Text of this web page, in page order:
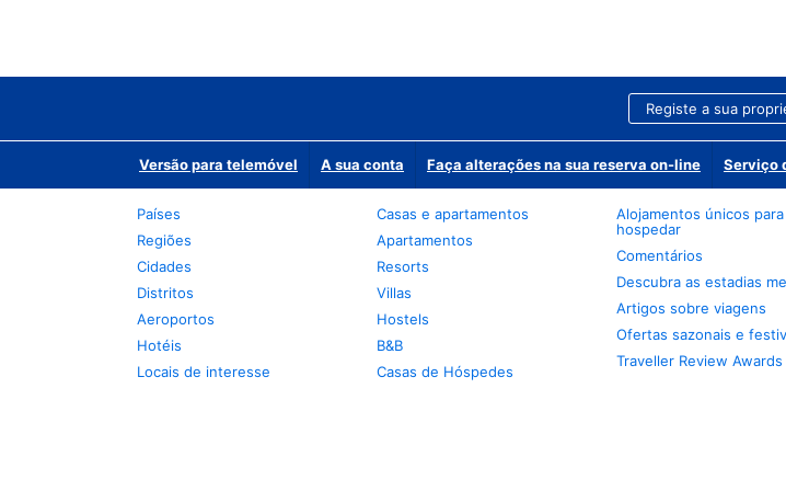
Registe a sua
Versão para telemóvel A sua conta Faça alterações na sua reserva on-line Serviço
Países
Regiões
Cidades
Distritos
Aeroportos
Hotéis
Locais de interesse
Casas e apartamentos
Apartamentos
Resorts
Villas
Hostels
B&B
Casas de Hóspedes
Alojamentos únicos
hospedar
Comentários
Descubra as estadias
Artigos sobre viagens
Ofertas sazonais e
Traveller Review Awards